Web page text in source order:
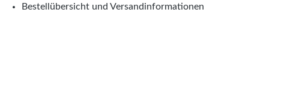
Bestellübersicht und Versandinformationen